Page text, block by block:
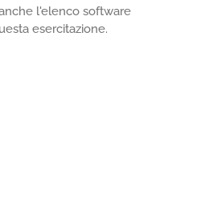
l'elenco software
esercitazione.